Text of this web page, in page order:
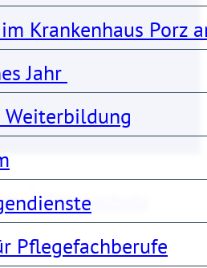
Krankenhaus Porz
Jahr
Pflegefachberufe
Datenschutz